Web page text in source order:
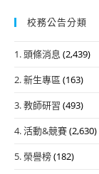
校務公告分類
1. 頭條消息 (2,439)
2. 新生專區 (163)
3. 教師研習 (493)
4. 活動&競賽(2,630)
5. 榮譽榜(182)